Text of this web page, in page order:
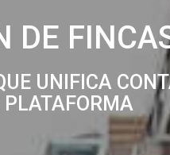
DE
UNIFICA
PLATAFORMA